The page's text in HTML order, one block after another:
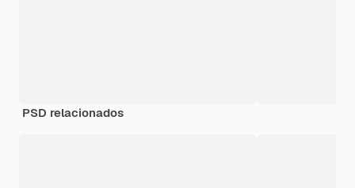
PSD relacionados